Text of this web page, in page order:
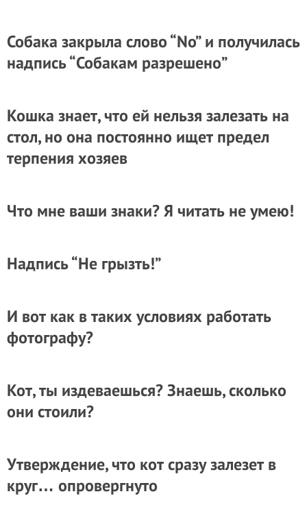
Собака закрыла слово “No” и получилась
надпись “Собакам разрешено”
Кошка знает, что ей нельзя залезать на
стол, но она постоянно ищет предел
терпения хозяев
Что мне ваши знаки? Я читать не умею!
Надпись “Не грызть!”
И вот как в таких условиях работать
фотографу?
Кот, ты издеваешься? Знаешь, сколько
они стоили?
Утверждение, что кот сразу залезет в
круг… опровергнуто